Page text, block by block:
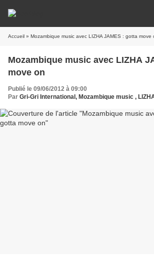
Accueil » Mozambique music avec LIZHA JAMES : gotta move
Mozambique music avec LIZHA
move on
Publié le 09/06/2012 à 09:00
Par Gri-Gri International, Mozambique music , LIZHA